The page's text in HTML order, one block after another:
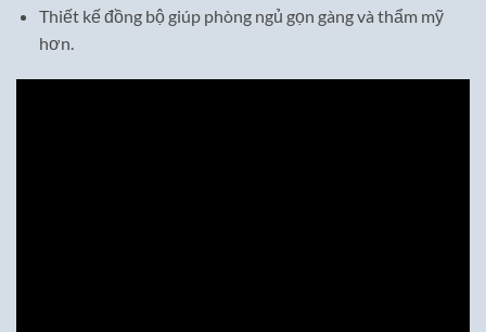
Thiết kế đồng bộ giúp phòng ngủ gọn gàng và thẩm mỹ
hơn.